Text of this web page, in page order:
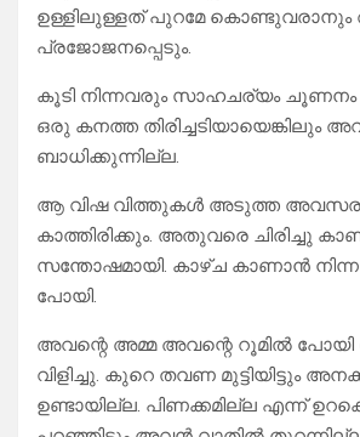
ഉള്ളിലുള്ളത് പുറമേ
പ്രജോജനപ്പെടും.
കൂടി നിന്നവരും സാഹചര്യം
ഒരു കനത്ത തിരിച്ചടിയായെങ്കിലും
ബാധിക്കുന്നില്ല.
ആ വിഷ വിത്തുകള്‍ അടുത്ത
കാത്തിരിക്കും. അതുവരെ ചിരിച്ചു
സന്തോഷമായി. കാഴ്ച കാണാന്‍
പോയി.
അവന്റെ അമ്മ അവന്റെ റൂമിൽ പോയി
വിളിച്ചു. കുറെ തവണ മുട്ടിയിട്ടും
ഉണ്ടായില്ല. പിണക്കമില്ല എന്ന്